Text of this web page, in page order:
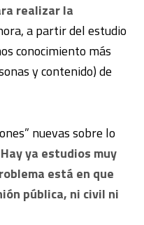
realizar la
a partir del estudio
conocimiento más
y contenido) de
nuevas sobre lo
Hay ya estudios muy
está en que
pública, ni civil ni